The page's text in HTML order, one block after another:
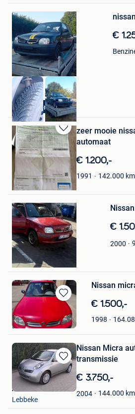
Mijn
Favorieten
Automaat
€
Ek Car's
Heist-Op-Den-Berg
Bewaren
in
Mijn
Favorieten
zeer mooie
automaat
€ 1.200,-
1991 142.000 km
jh
Balen
in
Mijn
Favorieten
€
2000
Sagad hassan
Deurne
Bewaren
Mijn
Favorieten
Nissan
€ 1.500,-
1998
V
Lille
Bewaren
in
Mijn
Favorieten
Nissan Micra
transmissie
€ 3.750,-
2004 144.000 km
ADN CARS BV
Lebbeke